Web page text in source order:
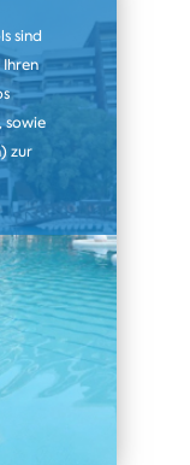
sind
sowie
zur